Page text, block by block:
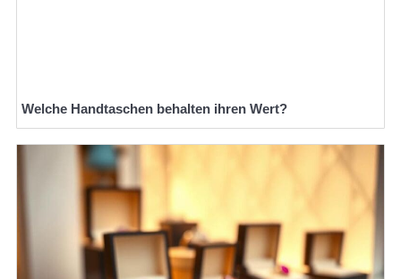
Welche Handtaschen behalten ihren Wert?